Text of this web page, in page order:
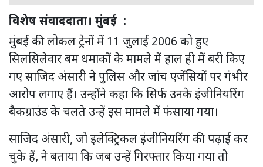
विशेष संवाददाता। मुंबई :
मुंबई की लोकल ट्रेनों में 11 जुलाई 2006 को हुए
सिलसिलेवार बम धमाकों के मामले में हाल ही में बरी किए
गए साजिद अंसारी ने पुलिस और जांच एजेंसियों पर गंभीर
आरोप लगाए हैं। उन्होंने कहा कि सिर्फ उनके इंजीनियरिंग
बैकग्राउंड के चलते उन्हें इस मामले में फंसाया गया।
साजिद अंसारी, जो इलेक्ट्रिकल इंजीनियरिंग की पढ़ाई कर
चुके हैं, ने बताया कि जब उन्हें गिरफ्तार किया गया तो